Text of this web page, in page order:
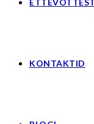
ETTEVÕTTEST
KONTAKTID